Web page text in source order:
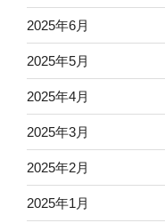
2025年6月
2025年5月
2025年4月
2025年3月
2025年2月
2025年1月